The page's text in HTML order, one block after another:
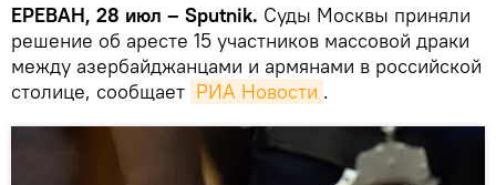
ЕРЕВАН, 28 июл – Sputnik. Суды Москвы приняли
решение об аресте 15 участников массовой драки
между азербайджанцами и армянами в российской
столице, сообщает РИА Новости .